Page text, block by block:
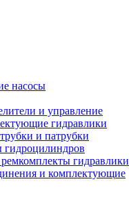
насосы
и управление
гидравлики
и патрубки
гидроцилиндров
гидравлики
и комплектующие